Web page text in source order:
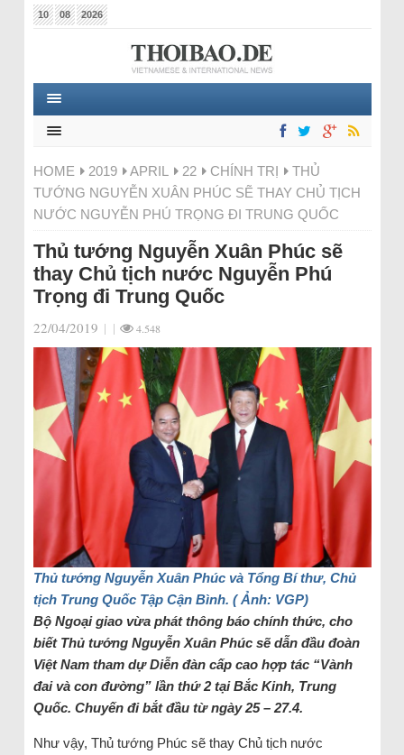
10 08 2026
HOME 2019 APRIL 22 CHÍNH TRỊ
THỦ
TƯỚNG NGUYỄN XUÂN PHÚC SẼ THAY CHỦ TỊCH
NƯỚC NGUYỄN PHÚ TRỌNG ĐI TRUNG QUỐC
Thủ tướng Nguyễn Xuân Phúc sẽ
thay Chủ tịch nước Nguyễn Phú
Trọng đi Trung Quốc
22/04/2019 | | 4.548
Thủ tướng Nguyễn Xuân Phúc và Tổng Bí thư, Chủ
tịch Trung Quốc Tập Cận Bình. ( Ảnh: VGP)
Bộ Ngoại giao vừa phát thông báo chính thức, cho
biết Thủ tướng Nguyễn Xuân Phúc sẽ dẫn đầu đoàn
Việt Nam tham dự Diễn đàn cấp cao hợp tác “Vành
đai và con đường” lần thứ 2 tại Bắc Kinh, Trung
Quốc. Chuyến đi bắt đầu từ ngày 25 – 27.4.
Như vậy, Thủ tướng Phúc sẽ thay Chủ tịch nước